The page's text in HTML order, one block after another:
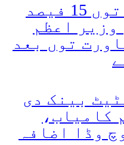
تنخواہواں وچ 10 توں 15 فیصد
وزیر اعظم
توں بعد
بینک دی
کامیاب،
وڈا اضافہ